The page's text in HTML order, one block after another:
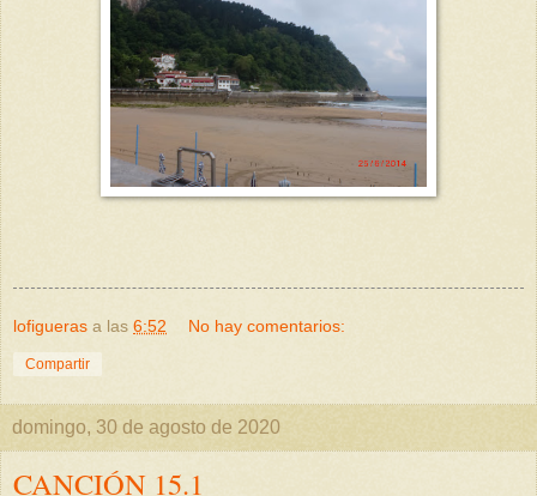
lofigueras a las 6:52 No hay comentarios:
Compartir
domingo, 30 de agosto de 2020
CANCIÓN 15.1